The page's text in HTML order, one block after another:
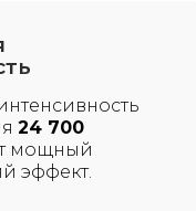
24 700
мощный
эффект.